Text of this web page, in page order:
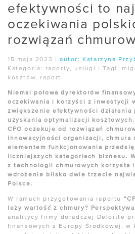
efektywności to
oczekiwania
rozwiązań
15 maja 2023 |autor:
Katarzyna
Kategoria:
raporty, usługi |Tagi:
kosztów, raport
Niemal połowa dyrektorów
oczekiwania i korzyści z inwestycji
zwiększenie efektywności działania
uzyskania optymalizacji
CFO oczekuje od rozwiązań
innowacyjności organizacji, chmura
elementem funkcjonowania
liczniejszych kategoriach biznesu.
z technologii chmurowych korzysta
wdrożenie blisko dwie trzecie
Polsce.
W ramach przygotowania raportu
leży wartość z chmury?
analitycy firmy doradczej Deloitte
finansowych z Europy Środkowej, w